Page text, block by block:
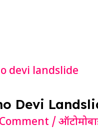
Devi Landslide
/